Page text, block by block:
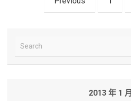
e
2013 年 1 月